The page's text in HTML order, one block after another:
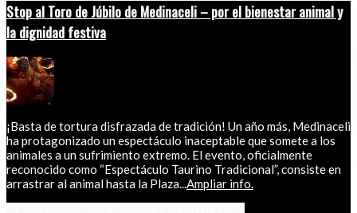
Stop al Toro de Júbilo de Medinaceli – por el bienestar animal y
la dignidad festiva
¡Basta de tortura disfrazada de tradición! Un año más, Medinaceli
ha protagonizado un espectáculo inaceptable que somete a los
animales a un sufrimiento extremo. El evento, oficialmente
reconocido como “Espectáculo Taurino Tradicional”, consiste en
arrastrar al animal hasta la Plaza...Ampliar info.